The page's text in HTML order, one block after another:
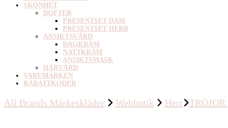
SKÖNHET
DOFTER
PRESENTSET DAM
PRESENTSET HERR
ANSIKTSVÅRD
DAGKRÄM
NATTKRÄM
ANSIKTSMASK
HÅRVÅRD
VARUMÄRKEN
RABATTKODER
All Brands Mårkeskläder Webbutik Herr TRÖJOR